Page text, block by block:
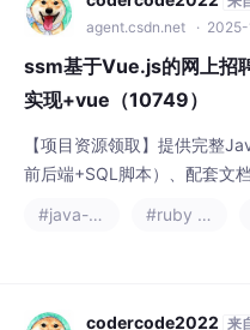
agent.csdn.net ·
ssm基于Vue.js的网上招
实现+vue（10749）
【项目资源领取】提供完整
前后端+SQL脚本）、配套文
ngBoot+Vue技术栈，支持
系方式。（45字） 精简版：
codercode2022 来